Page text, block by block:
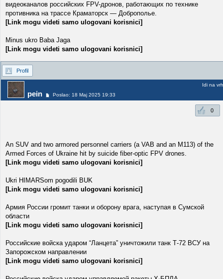
видеоканалов российских FPV-дронов, работающих по технике
противника на трассе Краматорск — Доброполье.
[Link mogu videti samo ulogovani korisnici]
Minus ukro Baba Jaga
[Link mogu videti samo ulogovani korisnici]
Profil
pein Poslao: 18 Maj 2025 19:33
Idi na vrh
0
An SUV and two armored personnel carriers (a VAB and an M113) of the
Armed Forces of Ukraine hit by suicide fiber-optic FPV drones.
[Link mogu videti samo ulogovani korisnici]
Ukri HIMARSom pogodili BUK
[Link mogu videti samo ulogovani korisnici]
Армия России громит танки и оборону врага, наступая в Сумской
области
[Link mogu videti samo ulogovani korisnici]
Российские войска ударом “Ланцета” уничтожили танк Т-72 ВСУ на
Запорожском направлении
[Link mogu videti samo ulogovani korisnici]